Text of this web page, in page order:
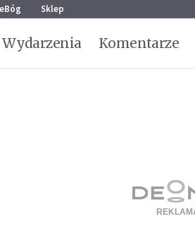
Sklep
Wydarzenia Komentarze